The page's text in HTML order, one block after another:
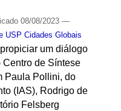
08/08/2023 —
USP Cidades Globais
um diálogo
de Síntese
Paula Pollini, do
(IAS), Rodrigo de
Felsberg